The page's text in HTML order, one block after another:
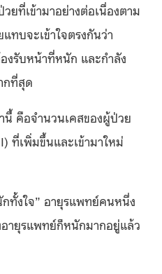
ยที่เข้ามาอย่างต่อเนื่องตาม
ทบจะเข้าใจตรงกันว่า
รับหน้าที่หนัก และกำลัง
กที่สุด
คือจำนวนเคสของผู้ป่วย
ที่เพิ่มขึ้นและเข้ามาใหม่
ทั้งใจ” อายุรแพทย์คนหนึ่ง
ายุรแพทย์ก็หนักมากอยู่แล้ว